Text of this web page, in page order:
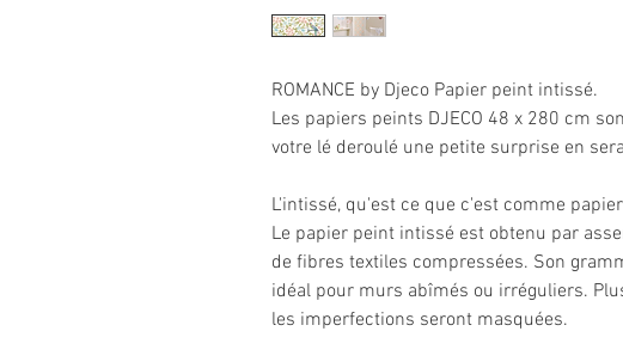
ROMANCE by Djeco Papier peint intissé.
Les papiers peints DJECO 48 x 280 cm
votre lé deroulé une petite surprise en
L'intissé, qu'est ce que c'est comme
Le papier peint intissé est obtenu par
de fibres textiles compressées. Son
idéal pour murs abîmés ou irréguliers.
les imperfections seront masquées.